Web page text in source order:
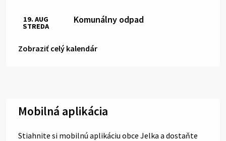
Komunálny odpad
19. AUG
STREDA
Zobraziť celý kalendár
Mobilná aplikácia
Stiahnite si mobilnú aplikáciu obce Jelka a dostaňte